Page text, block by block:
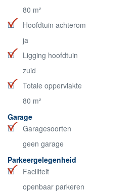
80 m²
Hoofdtuin achterom
ja
Ligging hoofdtuin
zuid
Totale oppervlakte
80 m²
Garage
Garagesoorten
geen garage
Parkeergelegenheid
Faciliteit
openbaar parkeren